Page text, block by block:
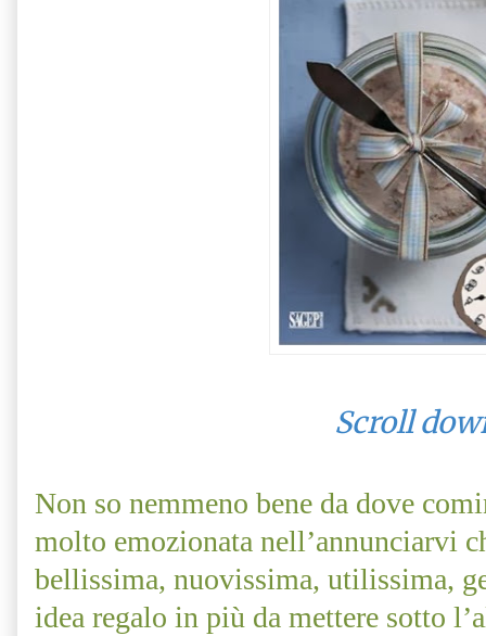
Scroll
Non so nemmeno bene da dove
molto emozionata nell’annunciarvi
bellissima, nuovissima, utilissima,
idea regalo in più da mettere sotto